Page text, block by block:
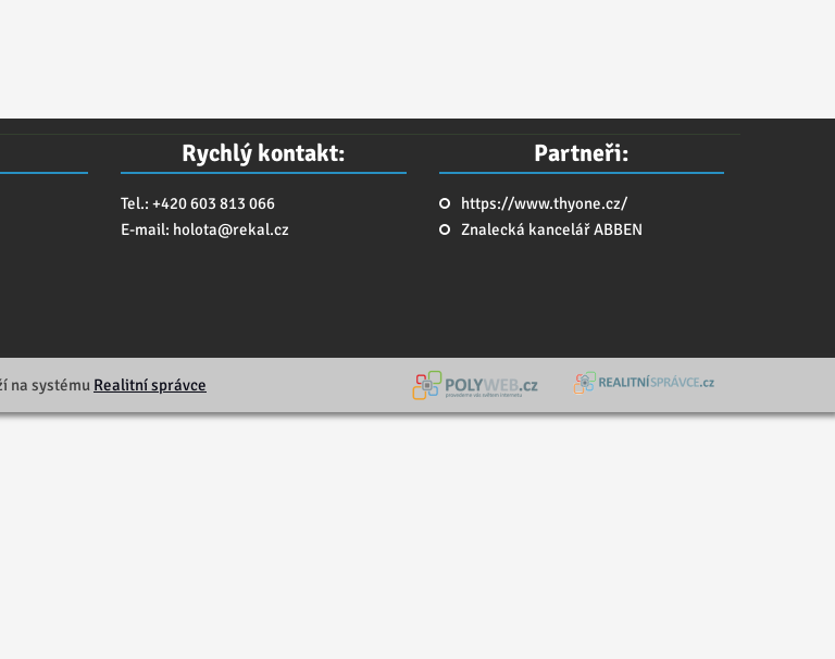
Rychlý kontakt:
Tel.: +420 603 813 066
E-mail: holota@rekal.cz
Partneři:
https://www.thyone.cz/
Znalecká kancelář ABBEN
na systému Realitní správce